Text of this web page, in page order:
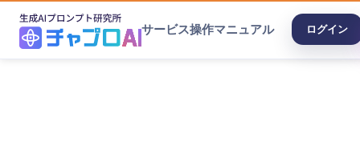
サービス操作マニュアル ログイン